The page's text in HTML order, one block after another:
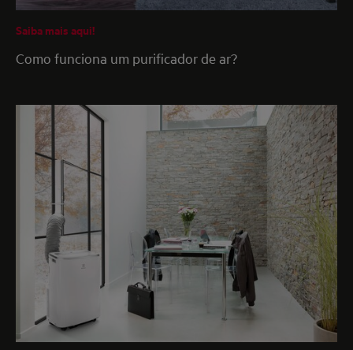
Saiba mais aqui!
Como funciona um purificador de ar?